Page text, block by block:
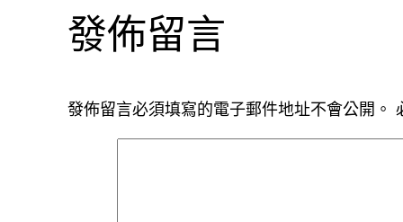
發佈留言
發佈留言必須填寫的電子郵件地址不會公開。